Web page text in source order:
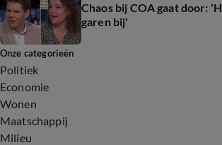
Chaos bij COA gaat door:
garen bij'
Onze categorieën
Politiek
Economie
Wonen
Maatschappij
Milieu